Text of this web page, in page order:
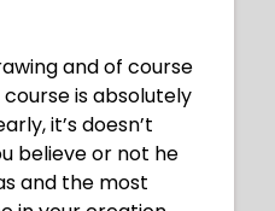
noch verbessern
zwischen einzelner
ich leiser /
nicht
auch schon das
Bleibt nur
and of course
is absolutely
it’s doesn’t
believe or not he
and the most